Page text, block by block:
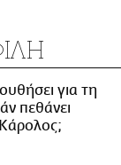
για τη
πεθάνει